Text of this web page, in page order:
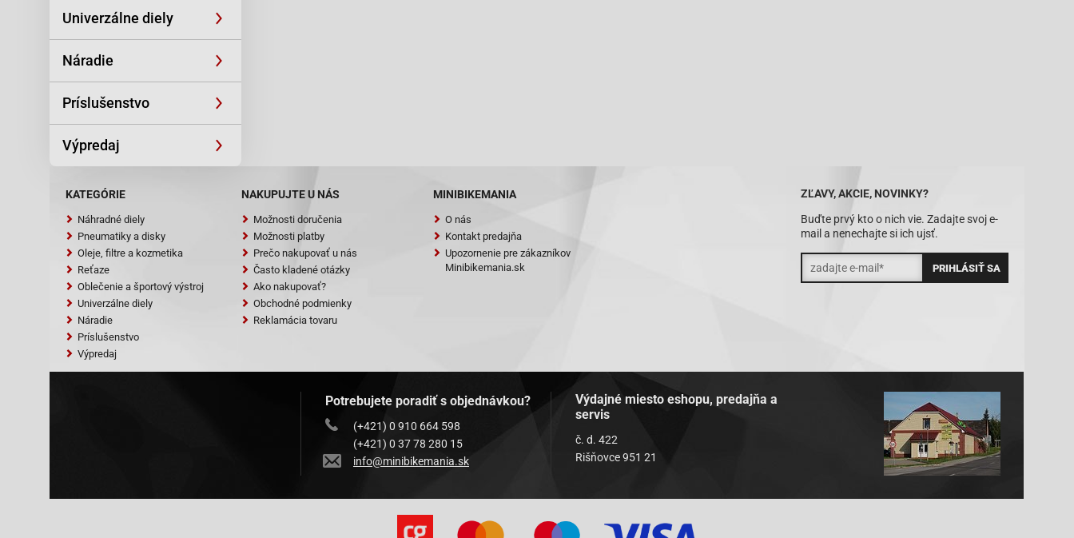
Univerzálne diely
Náradie
Príslušenstvo
Výpredaj
ZĽAVY, AKCIE, NOVINKY?
Buďte prvý kto o nich vie. Zadajte svoj e-
mail a nenechajte si ich ujsť.
KATEGÓRIE
Náhradné diely
Pneumatiky a disky
Oleje, filtre a kozmetika
Reťaze
Oblečenie a športový výstroj
Univerzálne diely
Náradie
Príslušenstvo
Výpredaj
NAKUPUJTE U NÁS
Možnosti doručenia
Možnosti platby
Prečo nakupovať u nás
Často kladené otázky
Ako nakupovať?
Obchodné podmienky
Reklamácia tovaru
MINIBIKEMANIA
O nás
Kontakt predajňa
Upozornenie pre zákazníkov
Minibikemania.sk
Potrebujete poradiť s objednávkou?
(+421) 0 910 664 598
(+421) 0 37 78 280 15
info@minibikemania.sk
Výdajné miesto eshopu, predajňa a
servis
č. d. 422
Rišňovce 951 21